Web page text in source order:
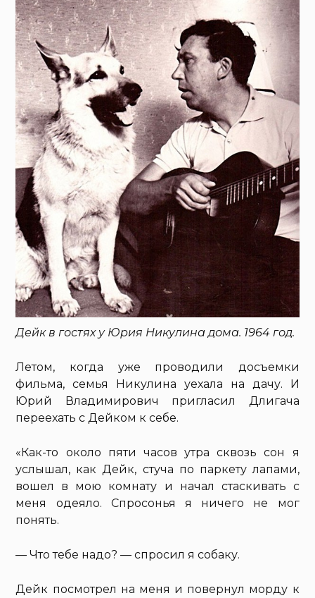
Дейк в гостях у Юрия Никулина дома. 1964 год.
Летом, когда уже проводили досъемки
фильма, семья Никулина уехала на дачу. И
Юрий Владимирович пригласил Длигача
переехать с Дейком к себе.
«Как-то около пяти часов утра сквозь сон я
услышал, как Дейк, стуча по паркету лапами,
вошел в мою комнату и начал стаскивать с
меня одеяло. Спросонья я ничего не мог
понять.
— Что тебе надо? — спросил я собаку.
Дейк посмотрел на меня и повернул морду к